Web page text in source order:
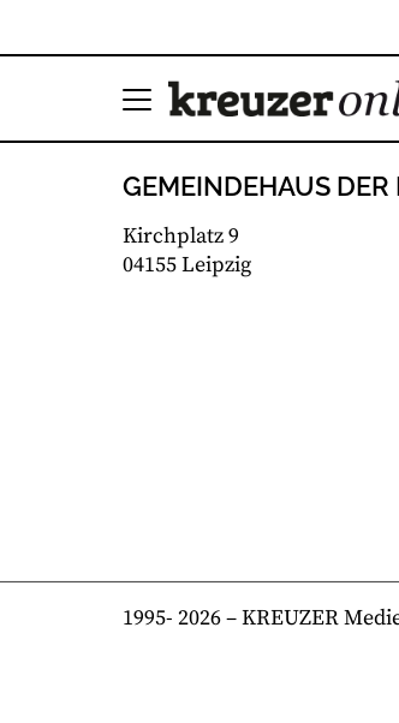
GEMEINDEHAUS
Kirchplatz 9
04155 Leipzig
1995- 2026– KREUZER